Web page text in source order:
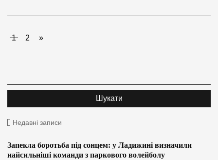
1 2 »
Недавні записи
Запекла боротьба під сонцем: у Ладижині визначили
найсильніші команди з паркового волейболу